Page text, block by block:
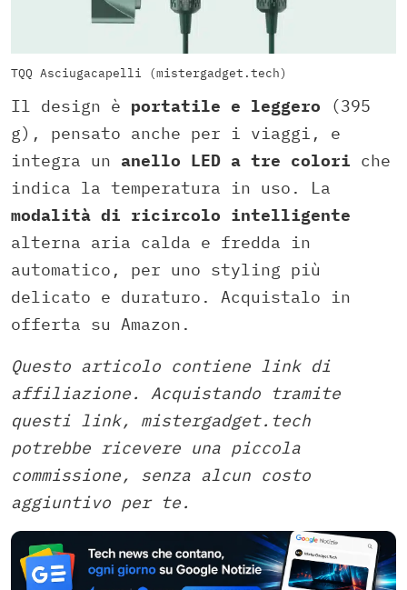
TQQ Asciugacapelli (mistergadget.tech)
Il design è portatile e leggero (395
g), pensato anche per i viaggi, e
integra un anello LED a tre colori che
indica la temperatura in uso. La
modalità di ricircolo intelligente
alterna aria calda e fredda in
automatico, per uno styling più
delicato e duraturo. Acquistalo in
offerta su Amazon.
Questo articolo contiene link di
affiliazione. Acquistando tramite
questi link, mistergadget.tech
potrebbe ricevere una piccola
commissione, senza alcun costo
aggiuntivo per te.